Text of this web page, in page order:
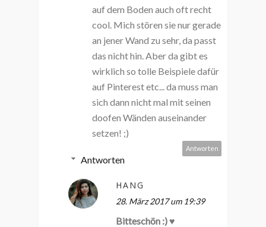
auf dem Boden auch oft recht
cool. Mich stören sie nur gerade
an jener Wand zu sehr, da passt
das nicht hin. Aber da gibt es
wirklich so tolle Beispiele dafür
auf Pinterest etc... da muss man
sich dann nicht mal mit seinen
doofen Wänden auseinander
setzen! ;)
Antworten
Antworten
HANG
28. März 2017 um 19:39
Bitteschön :) ♥